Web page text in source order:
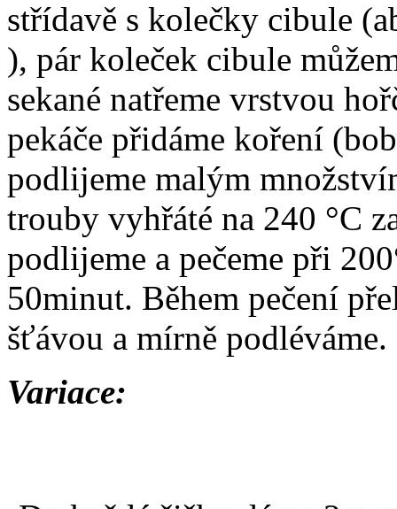
střídavě s kolečky cibule
), pár koleček cibule
sekané natřeme vrstvou
pekáče přidáme koření
podlijeme malým
trouby vyhřáté na 240 °C
podlijeme a pečeme při
50minut. Během pečení
šťávou a mírně podléváme.
Variace: